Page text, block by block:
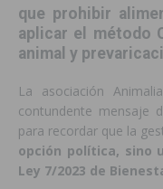
que prohibir
aplicar el método
animal y
La asociación
contundente mensaje
para recordar que la
opción política, sino
Ley 7/2023 de